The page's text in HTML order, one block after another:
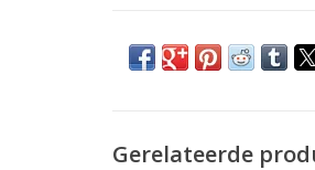
Gerelateerde